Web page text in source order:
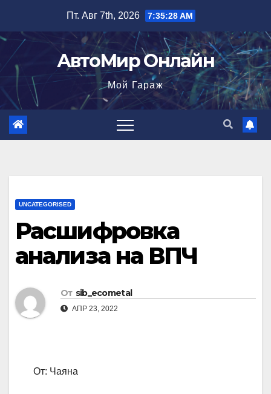
содержимому
Пт. Авг 7th, 2026 7:35:29 AM
АвтоМир Онлайн
Мой Гараж
UNCATEGORISED
Расшифровка
анализа на ВПЧ
От sib_ecometal
АПР 23, 2022
От: Чаяна